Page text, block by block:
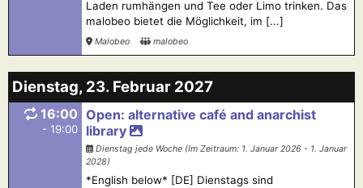
Laden rumhängen und Tee oder Limo trinken. Das
malobeo bietet die Möglichkeit, im [...]
Malobeo malobeo
Dienstag, 23. Februar 2027
16:00
- 19:00
Open: alternative café and anarchist
library
Dienstag jede Woche (Im Zeitraum: 1. Januar 2026 - 1. Januar
2028)
*English below* [DE] Dienstags sind